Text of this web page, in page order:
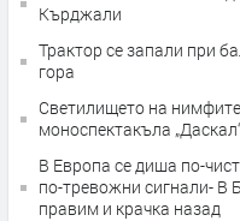
Кърджали
Трактор се запали при
гора
Светилището на
моноспектакъла
В Европа се диша по-
по-тревожни сигнали- В
правим и крачка назад